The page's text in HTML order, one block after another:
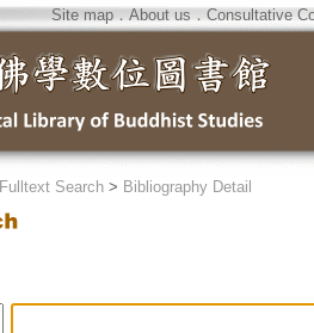
Site map．About us ． Consultative
Fulltext Search > Bibliography Detail